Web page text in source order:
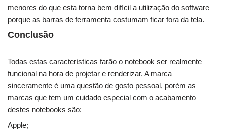
menores do que esta torna bem difícil a utilização do software
porque as barras de ferramenta costumam ficar fora da tela.
Conclusão
Todas estas características farão o notebook ser realmente
funcional na hora de projetar e renderizar. A marca
sinceramente é uma questão de gosto pessoal, porém as
marcas que tem um cuidado especial com o acabamento
destes notebooks são:
Apple;